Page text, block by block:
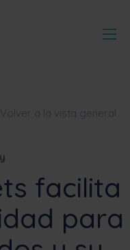
Volver a la vista general
facilita
para